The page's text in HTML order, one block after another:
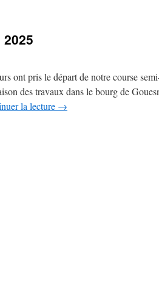
ont pris le départ de notre course
des travaux dans le bourg de
la lecture →